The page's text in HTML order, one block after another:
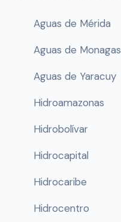
Aguas de Mérida
Aguas de Monagas
Aguas de Yaracuy
Hidroamazonas
Hidrobolívar
Hidrocapital
Hidrocaribe
Hidrocentro